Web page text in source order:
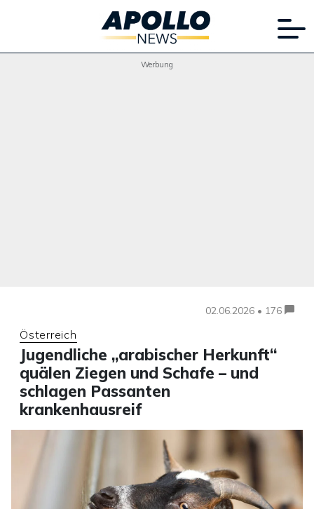
Werbung
02.06.2026 • 176
Österreich
Jugendliche „arabischer Herkunft“
quälen Ziegen und Schafe – und
schlagen Passanten
krankenhausreif